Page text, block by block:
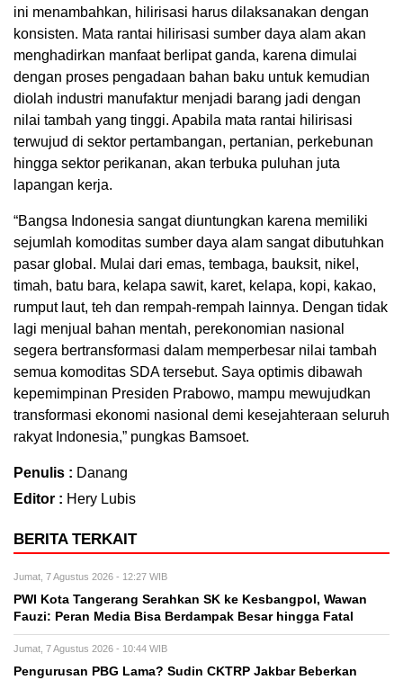
ini menambahkan, hilirisasi harus dilaksanakan dengan
konsisten. Mata rantai hilirisasi sumber daya alam akan
menghadirkan manfaat berlipat ganda, karena dimulai
dengan proses pengadaan bahan baku untuk kemudian
diolah industri manufaktur menjadi barang jadi dengan
nilai tambah yang tinggi. Apabila mata rantai hilirisasi
terwujud di sektor pertambangan, pertanian, perkebunan
hingga sektor perikanan, akan terbuka puluhan juta
lapangan kerja.
“Bangsa Indonesia sangat diuntungkan karena memiliki
sejumlah komoditas sumber daya alam sangat dibutuhkan
pasar global. Mulai dari emas, tembaga, bauksit, nikel,
timah, batu bara, kelapa sawit, karet, kelapa, kopi, kakao,
rumput laut, teh dan rempah-rempah lainnya. Dengan tidak
lagi menjual bahan mentah, perekonomian nasional
segera bertransformasi dalam memperbesar nilai tambah
semua komoditas SDA tersebut. Saya optimis dibawah
kepemimpinan Presiden Prabowo, mampu mewujudkan
transformasi ekonomi nasional demi kesejahteraan seluruh
rakyat Indonesia,” pungkas Bamsoet.
Penulis : Danang
Editor : Hery Lubis
BERITA TERKAIT
Jumat, 7 Agustus 2026 - 12:27 WIB
PWI Kota Tangerang Serahkan SK ke Kesbangpol, Wawan
Fauzi: Peran Media Bisa Berdampak Besar hingga Fatal
Jumat, 7 Agustus 2026 - 10:44 WIB
Pengurusan PBG Lama? Sudin CKTRP Jakbar Beberkan